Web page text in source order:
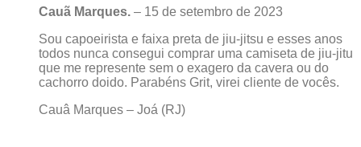
Cauã Marques. – 15 de setembro de 2023
Sou capoeirista e faixa preta de jiu-jitsu e esses anos
todos nunca consegui comprar uma camiseta de jiu-jitu
que me represente sem o exagero da cavera ou do
cachorro doido. Parabéns Grit, virei cliente de vocês.
Cauâ Marques – Joá (RJ)